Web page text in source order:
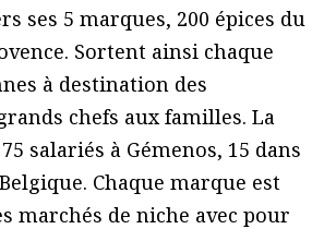
ses 5 marques, 200 épices du
Sortent ainsi chaque
à destination des
chefs aux familles. La
salariés à Gémenos, 15 dans
Chaque marque est
marchés de niche avec pour